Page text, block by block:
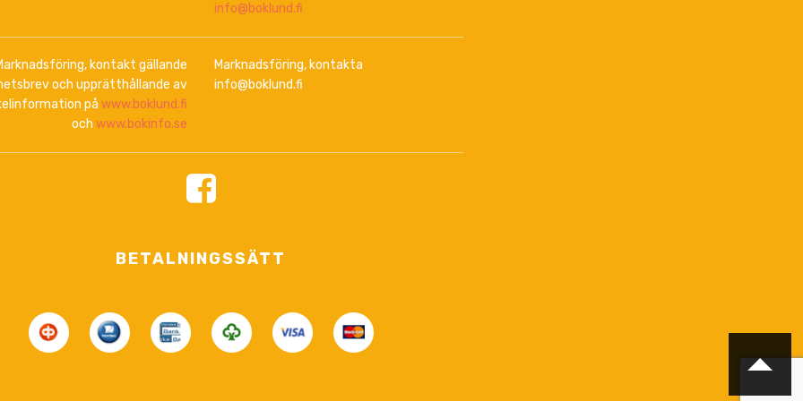
info@boklund.fi
kontakt gällande
och upprätthållande av
på www.boklund.fi
och www.bokinfo.se
Marknadsföring, kontakta
info@boklund.fi
BETALNINGSSÄTT